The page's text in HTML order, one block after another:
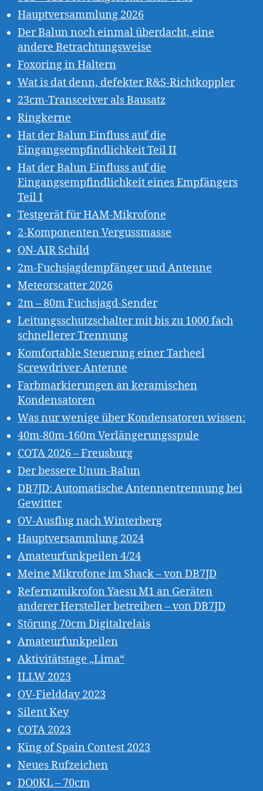
Hauptversammlung 2026
Der Balun noch einmal überdacht, eine
andere Betrachtungsweise
Foxoring in Haltern
Wat is dat denn, defekter R&S-Richtkoppler
23cm-Transceiver als Bausatz
Ringkerne
Hat der Balun Einfluss auf die
Eingangsempfindlichkeit Teil II
Hat der Balun Einfluss auf die
Eingangsempfindlichkeit eines Empfängers
Teil I
Testgerät für HAM-Mikrofone
2-Komponenten Vergussmasse
ON-AIR Schild
2m-Fuchsjagdempfänger und Antenne
Meteorscatter 2026
2m – 80m Fuchsjagd-Sender
Leitungsschutzschalter mit bis zu 1000 fach
schnellerer Trennung
Komfortable Steuerung einer Tarheel
Screwdriver-Antenne
Farbmarkierungen an keramischen
Kondensatoren
Was nur wenige über Kondensatoren wissen:
40m-80m-160m Verlängerungsspule
COTA 2026 – Freusburg
Der bessere Unun-Balun
DB7JD: Automatische Antennentrennung bei
Gewitter
OV-Ausflug nach Winterberg
Hauptversammlung 2024
Amateurfunkpeilen 4/24
Meine Mikrofone im Shack – von DB7JD
Refernzmikrofon Yaesu M1 an Geräten
anderer Hersteller betreiben – von DB7JD
Störung 70cm Digitalrelais
Amateurfunkpeilen
Aktivitätstage „Lima“
ILLW 2023
OV-Fieldday 2023
Silent Key
COTA 2023
King of Spain Contest 2023
Neues Rufzeichen
DO0KL – 70cm